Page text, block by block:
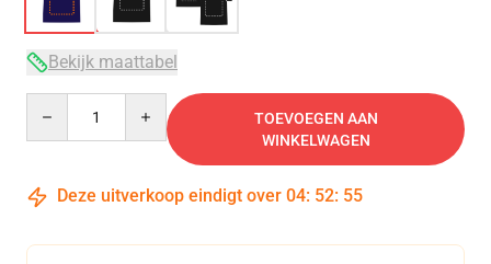
Bekijk maattabel
TOEVOEGEN AAN
WINKELWAGEN
Deze uitverkoop eindigt over 04: 52: 54